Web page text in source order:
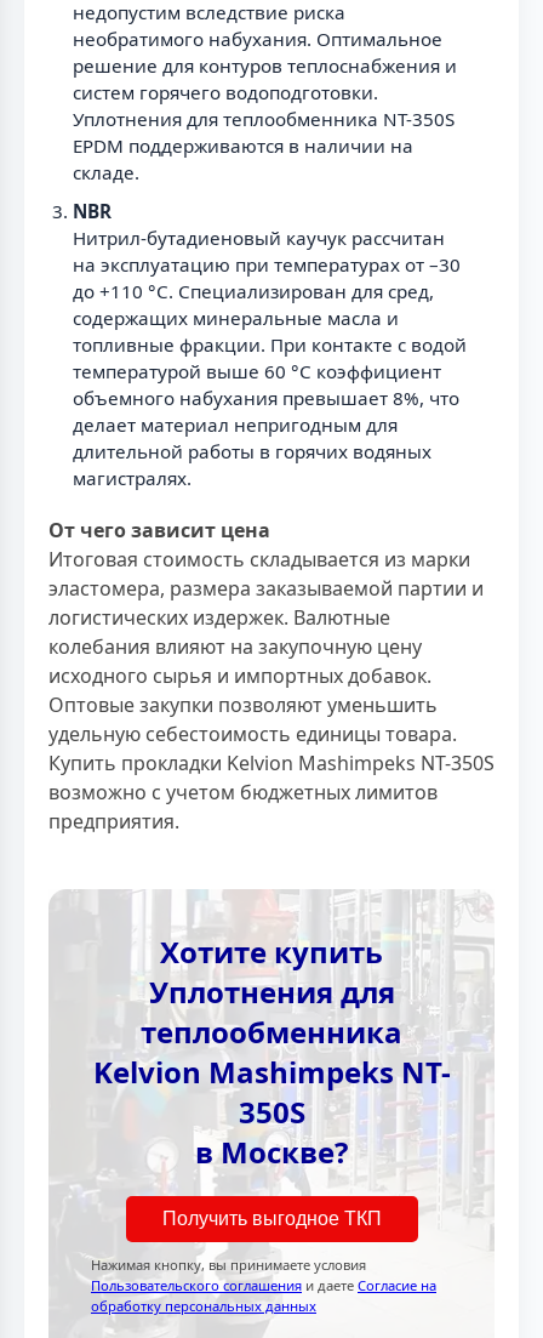
недопустим вследствие риска
необратимого набухания. Оптимальное
решение для контуров теплоснабжения и
систем горячего водоподготовки.
Уплотнения для теплообменника NT-350S
EPDM поддерживаются в наличии на
складе.
NBR
Нитрил-бутадиеновый каучук рассчитан
на эксплуатацию при температурах от –30
до +110 °С. Специализирован для сред,
содержащих минеральные масла и
топливные фракции. При контакте с водой
температурой выше 60 °С коэффициент
объемного набухания превышает 8%, что
делает материал непригодным для
длительной работы в горячих водяных
магистралях.
От чего зависит цена
Итоговая стоимость складывается из марки
эластомера, размера заказываемой партии и
логистических издержек. Валютные
колебания влияют на закупочную цену
исходного сырья и импортных добавок.
Оптовые закупки позволяют уменьшить
удельную себестоимость единицы товара.
Купить прокладки Kelvion Mashimpeks NT-350S
возможно с учетом бюджетных лимитов
предприятия.
Хотите купить
Уплотнения для
теплообменника
Kelvion Mashimpeks NT-
350S
в Москве?
Получить выгодное ТКП
Нажимая кнопку, вы принимаете условия
Пользовательского соглашения и даете Согласие на
обработку персональных данных